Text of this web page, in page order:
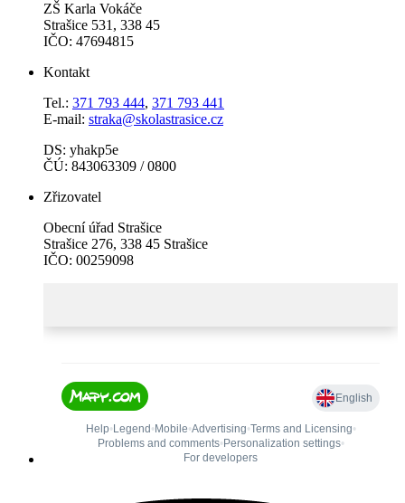
ZŠ Karla Vokáče
Strašice 531, 338 45
IČO: 47694815
Kontakt
Tel.: 371 793 444, 371 793 441
E-mail: straka@skolastrasice.cz
DS: yhakp5e
ČÚ: 843063309 / 0800
Zřizovatel
Obecní úřad Strašice
Strašice 276, 338 45 Strašice
IČO: 00259098